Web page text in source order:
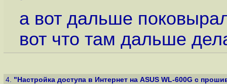
а вот дальше
вот что там дальше
4. "Настройка доступа в Интернет на ASUS WL-600G с